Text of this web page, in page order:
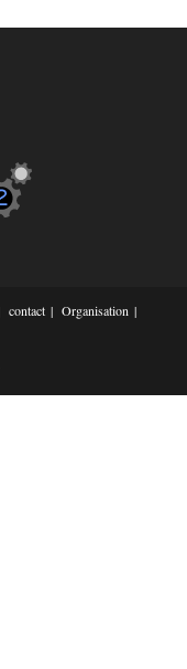
contact
Organisation